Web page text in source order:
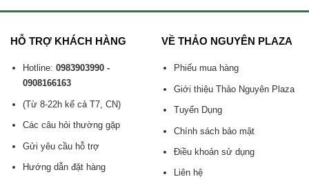
HỖ TRỢ KHÁCH HÀNG
Hotline: 0983903990 -
0908166163
(Từ 8-22h kể cả T7, CN)
Các câu hỏi thường gặp
Gửi yêu cầu hỗ trợ
Hướng dẫn đặt hàng
VỀ THẢO NGUYÊN PLAZA
Phiếu mua hàng
Giới thiệu Thảo Nguyên Plaza
Tuyển Dụng
Chính sách bảo mật
Điều khoản sử dụng
Liên hệ